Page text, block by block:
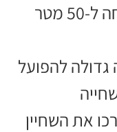
במשחה ל-50 מטר גב ובמשחה ל-50 מטר
גדולה להפועל
את השחיין